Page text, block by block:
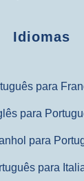
Idiomas
para
para
para
para